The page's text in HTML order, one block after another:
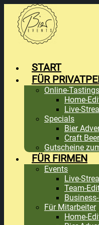
Inhalt
springen
START
FÜR
Online-Tastings
Home-
Live-
Specials
Bier
Craft
Gutscheine
FÜR FIRMEN
Events
Live-
Team-
Für Mitarbeiter
Home-